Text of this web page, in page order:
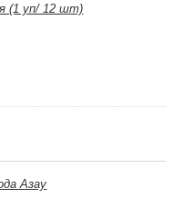
(1 уп/ 12 шт)
Азау